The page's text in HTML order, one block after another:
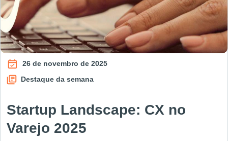
26 de novembro de 2025
Destaque da semana
Startup Landscape: CX no
Varejo 2025